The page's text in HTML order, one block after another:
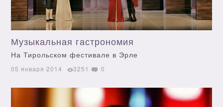
Музыкальная гастрономия
На Тирольском фестивале в Эрле
05 января 2014 3251 0